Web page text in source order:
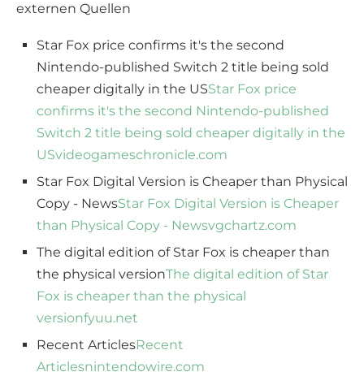
externen Quellen
Star Fox price confirms it's the second
Nintendo-published Switch 2 title being sold
cheaper digitally in the USStar Fox price
confirms it's the second Nintendo-published
Switch 2 title being sold cheaper digitally in the
USvideogameschronicle.com
Star Fox Digital Version is Cheaper than Physical
Copy - NewsStar Fox Digital Version is Cheaper
than Physical Copy - Newsvgchartz.com
The digital edition of Star Fox is cheaper than
the physical versionThe digital edition of Star
Fox is cheaper than the physical
versionfyuu.net
Recent ArticlesRecent
Articlesnintendowire.com